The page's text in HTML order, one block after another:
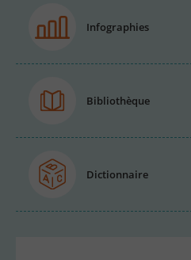
Infographies
Bibliothèque
Dictionnaire